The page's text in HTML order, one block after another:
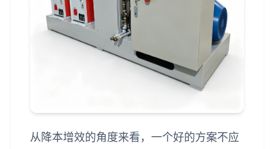
从降本增效的角度来看，一个好的方案不应